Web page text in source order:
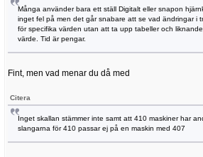
Många använder bara ett ställ Digitalt eller snapon
inget fel på men det går snabare att se vad ändringar i
för specifika värden utan att ta upp tabeller och
värde. Tid är pengar.
Fint, men vad menar du då med
Citera
Inget skallan stämmer inte samt att 410 maskiner har
slangarna för 410 passar ej på en maskin med 407